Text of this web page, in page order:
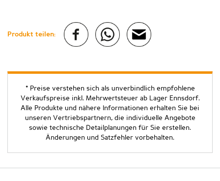
Produkt teilen:
* Preise verstehen sich als unverbindlich empfohlene
Verkaufspreise inkl. Mehrwertsteuer ab Lager Ennsdorf.
Alle Produkte und nähere Informationen erhalten Sie bei
unseren Vertriebspartnern, die individuelle Angebote
sowie technische Detailplanungen für Sie erstellen.
Änderungen und Satzfehler vorbehalten.